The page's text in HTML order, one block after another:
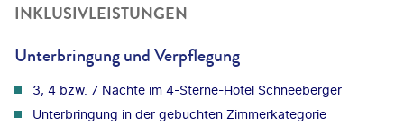
INKLUSIVLEISTUNGEN
Unterbringung und Verpflegung
3, 4 bzw. 7 Nächte im 4-Sterne-Hotel Schneeberger
Unterbringung in der gebuchten Zimmerkategorie